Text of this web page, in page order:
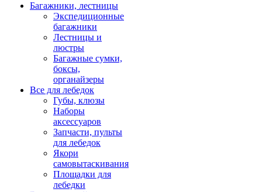
Багажники, лестницы
Экспедиционные
багажники
Лестницы и
люстры
Багажные сумки,
боксы,
органайзеры
Все для лебедок
Губы, клюзы
Наборы
аксессуаров
Запчасти, пульты
для лебедок
Якори
самовытаскивания
Площадки для
лебедки